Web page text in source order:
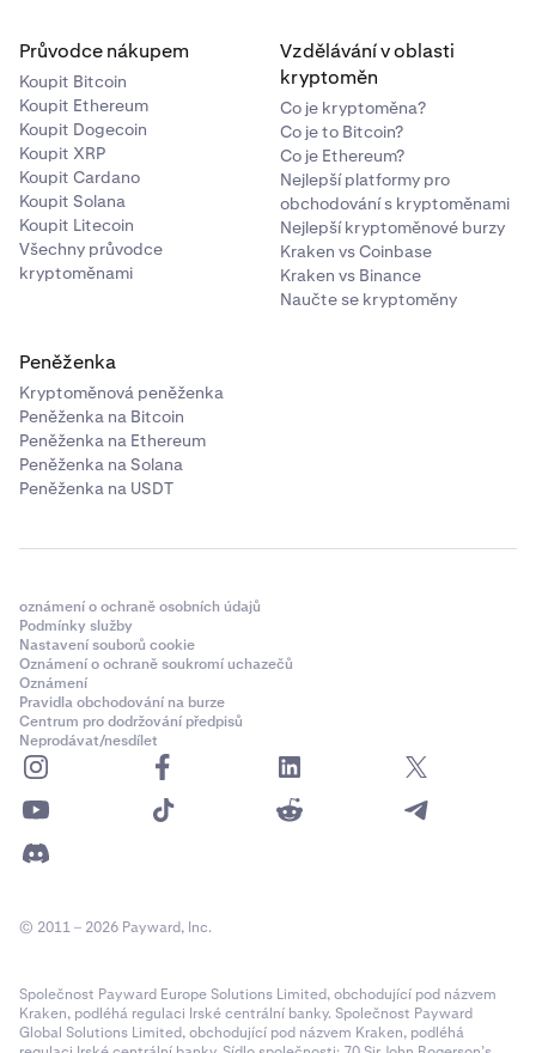
Průvodce nákupem
Koupit Bitcoin
Koupit Ethereum
Koupit Dogecoin
Koupit XRP
Koupit Cardano
Koupit Solana
Koupit Litecoin
Všechny průvodce
kryptoměnami
Vzdělávání v oblasti
kryptoměn
Co je kryptoměna?
Co je to Bitcoin?
Co je Ethereum?
Nejlepší platformy pro
obchodování s kryptoměnami
Nejlepší kryptoměnové burzy
Kraken vs Coinbase
Kraken vs Binance
Naučte se kryptoměny
Peněženka
Kryptoměnová peněženka
Peněženka na Bitcoin
Peněženka na Ethereum
Peněženka na Solana
Peněženka na USDT
oznámení o ochraně osobních údajů
Podmínky služby
Nastavení souborů cookie
Oznámení o ochraně soukromí uchazečů
Oznámení
Pravidla obchodování na burze
Centrum pro dodržování předpisů
Neprodávat/nesdílet
© 2011 – 2026 Payward, Inc.
Společnost Payward Europe Solutions Limited, obchodující pod názvem
Kraken, podléhá regulaci Irské centrální banky. Společnost Payward
Global Solutions Limited, obchodující pod názvem Kraken, podléhá